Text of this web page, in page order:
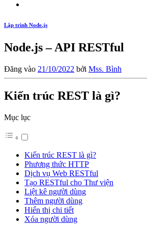
Lập trình Node.js
Node.js – API RESTful
Đăng vào 21/10/2022 bởi Mss. Bình
Kiến trúc REST là gì?
Mục lục
Kiến trúc REST là gì?
Phương thức HTTP
Dịch vụ Web RESTful
Tạo RESTful cho Thư viện
Liệt kê người dùng
Thêm người dùng
Hiển thị chi tiết
Xóa người dùng